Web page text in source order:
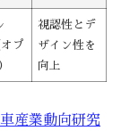
プ
視認性とデ
ザイン性を
向上
産業動向研究